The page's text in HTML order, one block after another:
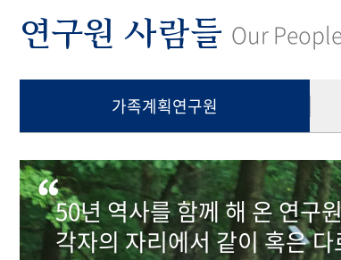
연구원 사람들 Our
가족계획연구원
50년 역사를 함께 해 온 연구
각자의 자리에서 같이 혹은